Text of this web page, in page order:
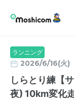
ランニング
2026/6/16(火)
しらとり練【
夜) 10km変化